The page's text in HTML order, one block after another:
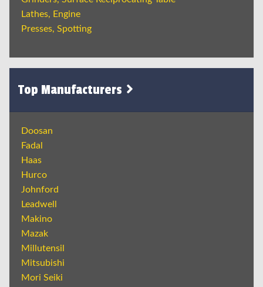
Lathes, Engine
Presses, Spotting
Top Manufacturers
Doosan
Fadal
Haas
Hurco
Johnford
Leadwell
Makino
Mazak
Millutensil
Mitsubishi
Mori Seiki